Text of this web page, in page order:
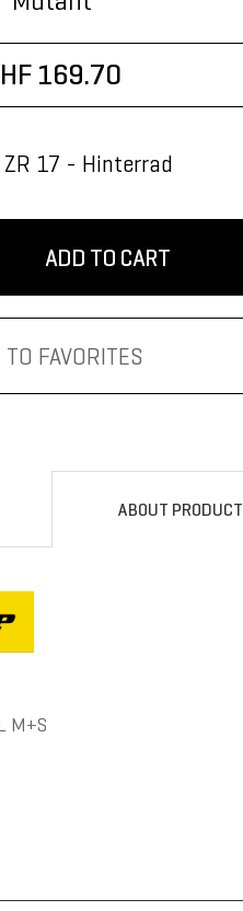
169.70
17 - Hinterrad
ADD TO CART
FAVORITES
ABOUT PRODUCT
M+S